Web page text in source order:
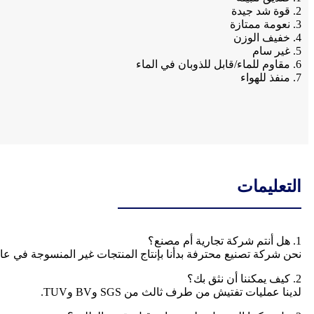
2. قوة شد جيدة
3. نعومة ممتازة
4. خفيف الوزن
5. غير سام
6. مقاوم للماء/قابل للذوبان في الماء
7. منفذ للهواء
التعليمات
1. هل أنتم شركة تجارية أم مصنع؟
نحن شركة تصنيع محترفة بدأنا بإنتاج المنتجات غير المنسوجة في عام 2003. لدينا شهادة ترخيص استيراد
2. كيف يمكننا أن نثق بك؟
لدينا عمليات تفتيش من طرف ثالث من SGS وBV وTUV.